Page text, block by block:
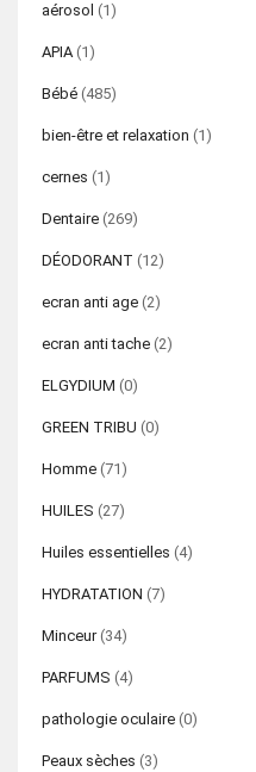
aérosol (1)
APIA (1)
Bébé (485)
bien-être et relaxation (1)
cernes (1)
Dentaire (269)
DÉODORANT (12)
ecran anti age (2)
ecran anti tache (2)
ELGYDIUM (0)
GREEN TRIBU (0)
Homme (71)
HUILES (27)
Huiles essentielles (4)
HYDRATATION (7)
Minceur (34)
PARFUMS (4)
pathologie oculaire (0)
Peaux sèches (3)